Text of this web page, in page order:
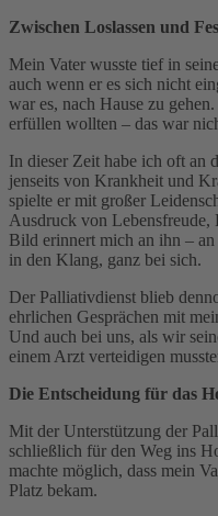
Zwischen Loslassen und
Mein Vater wusste tief in
auch wenn er es sich nicht
war es, nach Hause zu
erfüllen wollten – das war
In dieser Zeit habe ich oft an
jenseits von Krankheit und
spielte er mit großer
Ausdruck von Lebensfreude,
Bild erinnert mich an ihn –
in den Klang, ganz bei sich.
Der Palliativdienst blieb
ehrlichen Gesprächen mit
Und auch bei uns, als wir
einem Arzt verteidigen
Die Entscheidung für das
Mit der Unterstützung der
schließlich für den Weg ins
machte möglich, dass mein
Platz bekam.